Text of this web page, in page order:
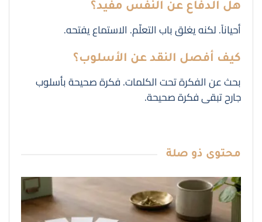
هل الدفاع عن النفس مفيد؟
أحياناً. لكنه يغلق باب التعلّم. الاستماع يفتحه.
كيف أفصل النقد عن الأسلوب؟
بحث عن الفكرة تحت الكلمات. فكرة صحيحة بأسلوب
جارح تبقى فكرة صحيحة.
محتوى ذو صلة